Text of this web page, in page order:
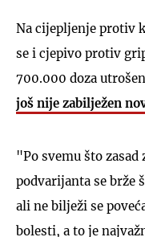
Na cijepljenje protiv
se i cjepivo protiv
700.000 doza
još nije zabilježen
"Po svemu što
podvarijanta se brže
ali ne bilježi se
bolesti, a to je